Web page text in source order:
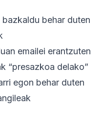
behar duten
emailei erantzuten
“presazkoa delako”
egon behar duten